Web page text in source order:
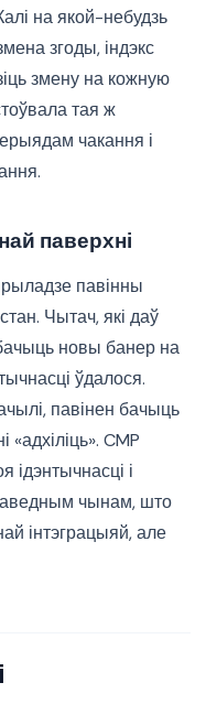
на якой-небудзь
згоды, індэкс
змену на кожную
тая ж
чакання і
паверхні
павінны
Чытач, які даў
новы банер на
ўдалося.
павінен бачыць
CMP
ідэнтычнасці і
чынам, што
інтэграцыяй, але